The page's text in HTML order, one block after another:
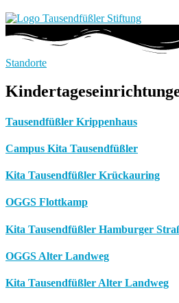
Standorte
Tausendfüßler Krippenhaus
Campus Kita Tausendfüßler
Kita Tausendfüßler Krückauring
OGGS Flottkamp
Kita Tausendfüßler Hamburger
OGGS Alter Landweg
Kita Tausendfüßler Alter Landweg